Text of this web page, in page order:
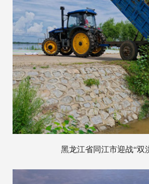
黑龙江省同江市迎战“双